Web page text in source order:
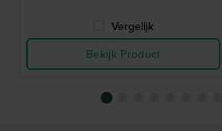
Vergelijk
Bekijk Product